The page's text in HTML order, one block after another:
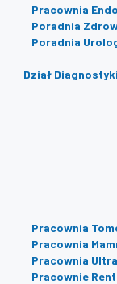
Pracownia
Poradnia
Poradnia
Dział
Pracownia
Pracownia
Pracownia
Pracownie